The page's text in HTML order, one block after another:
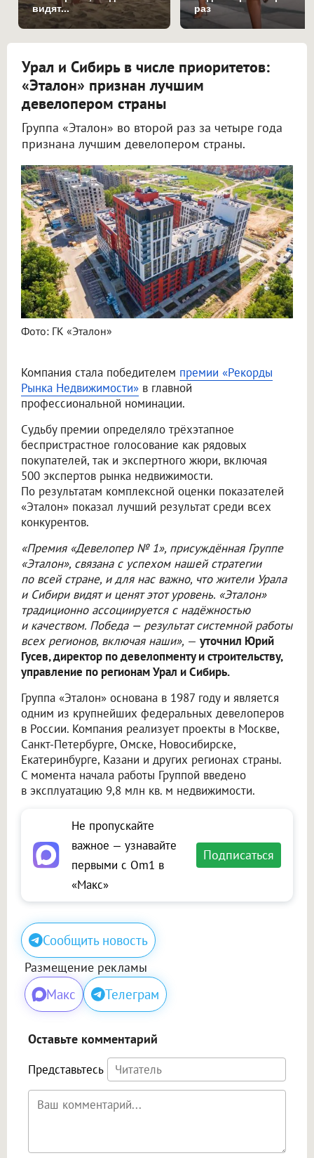
видят...
раз
Урал и Сибирь в числе приоритетов:
«Эталон» признан лучшим
девелопером страны
Группа «Эталон» во второй раз за четыре года
признана лучшим девелопером страны.
Фото: ГК «Эталон»
Компания стала победителем премии «Рекорды
Рынка Недвижимости» в главной
профессиональной номинации.
Судьбу премии определяло трёхэтапное
беспристрастное голосование как рядовых
покупателей, так и экспертного жюри, включая
500 экспертов рынка недвижимости.
По результатам комплексной оценки показателей
«Эталон» показал лучший результат среди всех
конкурентов.
«Премия «Девелопер № 1», присуждённая Группе
«Эталон», связана с успехом нашей стратегии
по всей стране, и для нас важно, что жители Урала
и Сибири видят и ценят этот уровень. «Эталон»
традиционно ассоциируется с надёжностью
и качеством. Победа — результат системной работы
всех регионов, включая наши», — уточнил Юрий
Гусев, директор по девелопменту и строительству,
управление по регионам Урал и Сибирь.
Группа «Эталон» основана в 1987 году и является
одним из крупнейших федеральных девелоперов
в России. Компания реализует проекты в Москве,
Санкт-Петербурге, Омске, Новосибирске,
Екатеринбурге, Казани и других регионах страны.
С момента начала работы Группой введено
в эксплуатацию 9,8 млн кв. м недвижимости.
Не пропускайте
важное — узнавайте
первыми с Om1 в
«Макс»
Подписаться
Сообщить новость
Размещение рекламы
Макс Телеграм
Оставьте комментарий
Представьтесь